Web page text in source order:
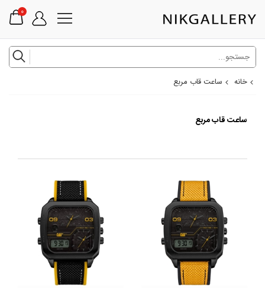
0
خانه ساعت قاب مربع
ساعت قاب مربع